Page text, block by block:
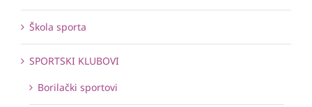
Škola sporta
SPORTSKI KLUBOVI
Borilački sportovi